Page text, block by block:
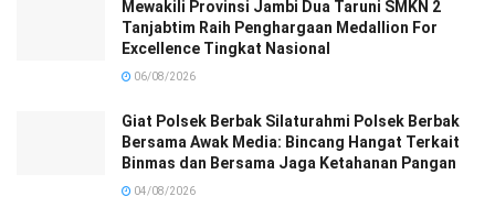
Mewakili Provinsi Jambi Dua Taruni SMKN 2
Tanjabtim Raih Penghargaan Medallion For
Excellence Tingkat Nasional
06/08/2026
Giat Polsek Berbak Silaturahmi Polsek Berbak
Bersama Awak Media: Bincang Hangat Terkait
Binmas dan Bersama Jaga Ketahanan Pangan
04/08/2026